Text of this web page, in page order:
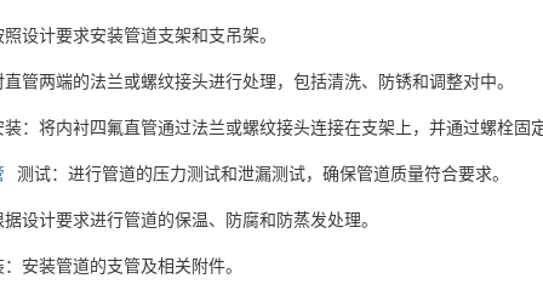
设计要求安装管道支架和支吊架。
管两端的法兰或螺纹接头进行处理，包括清洗、防锈和调整对中。
：将内衬四氟直管通过法兰或螺纹接头连接在支架上，并通过螺栓固
测试：进行管道的压力测试和泄漏测试，确保管道质量符合要求。
设计要求进行管道的保温、防腐和防蒸发处理。
安装管道的支管及相关附件。